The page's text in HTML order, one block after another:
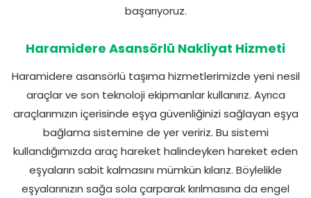
başarıyoruz.
Haramidere Asansörlü Nakliyat Hizmeti
Haramidere asansörlü taşıma hizmetlerimizde yeni nesil
araçlar ve son teknoloji ekipmanlar kullanırız. Ayrıca
araçlarımızın içerisinde eşya güvenliğinizi sağlayan eşya
bağlama sistemine de yer veririz. Bu sistemi
kullandığımızda araç hareket halindeyken hareket eden
eşyaların sabit kalmasını mümkün kılarız. Böylelikle
eşyalarınızın sağa sola çarparak kırılmasına da engel